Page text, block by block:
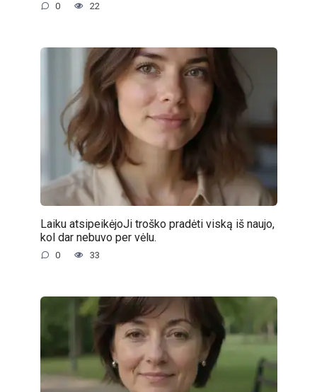
0 22
Laiku atsipeikėjoJi troško pradėti viską iš naujo,
kol dar nebuvo per vėlu.
0 33